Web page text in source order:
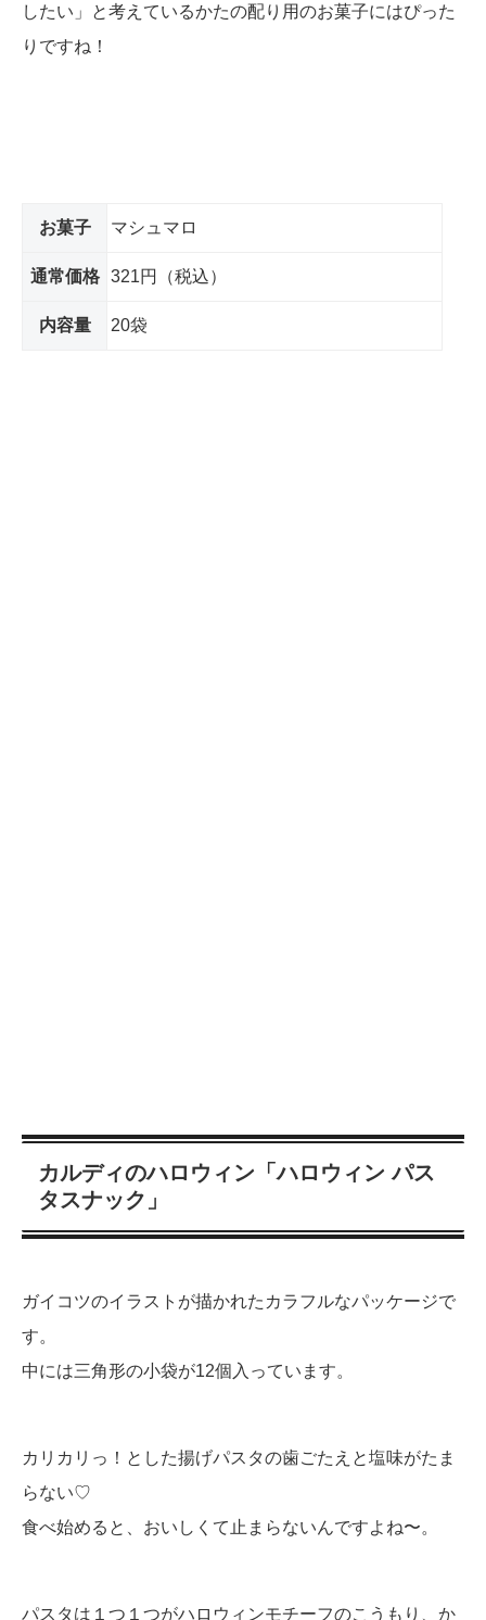
したい」と考えているかたの配り用のお菓子にはぴった
りですね！
お菓子 マシュマロ
通常価格 321円（税込）
内容量 20袋
カルディのハロウィン「ハロウィン パス
タスナック」
ガイコツのイラストが描かれたカラフルなパッケージで
す。
中には三角形の小袋が12個入っています。
カリカリっ！とした揚げパスタの歯ごたえと塩味がたま
らない♡
食べ始めると、おいしくて止まらないんですよね〜。
パスタは１つ１つがハロウィンモチーフのこうもり、か